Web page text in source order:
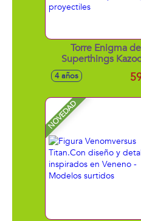
Torre Enigma de
Superthings
Power Battle con
sonidos, incluye 1
disparador y 3
4 años
NOVEDAD